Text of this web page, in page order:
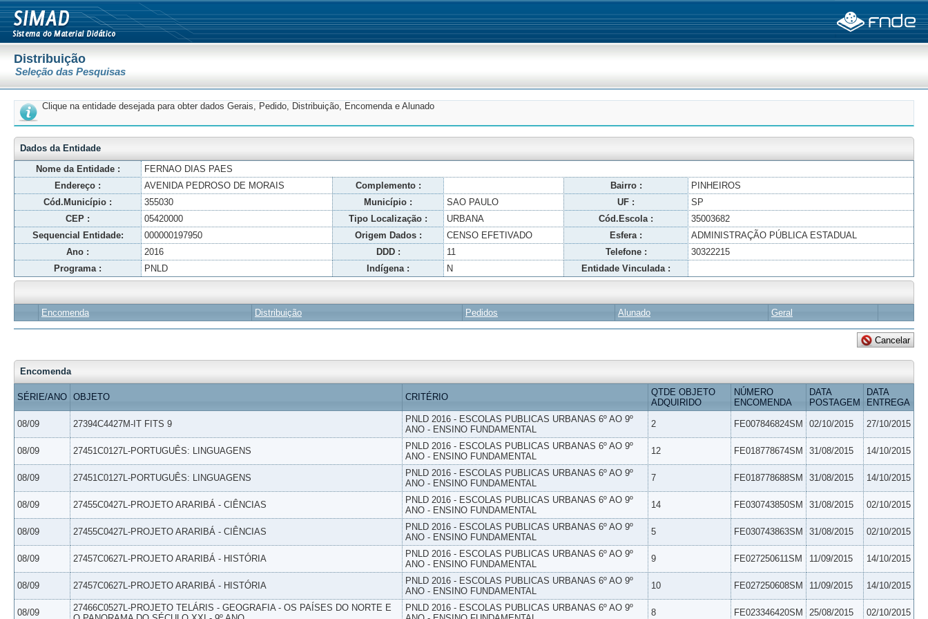
Distribuição
Seleção das Pesquisas
Clique na entidade desejada para obter dados Gerais, Pedido, Distribuição, Encomenda e Alunado
Dados da Entidade
Nome da Entidade :
FERNAO DIAS PAES
Endereço :
AVENIDA PEDROSO DE MORAIS Complemento : Bairro :
PINHEIROS
Cód.Município :
355030 Município : SAO PAULO UF :
SP
CEP :
05420000 Tipo Localização : URBANA Cód.Escola :
35003682
Sequencial Entidade:
000000197950 Origem Dados : CENSO EFETIVADO Esfera :
ADMINISTRAÇÃO PÚBLICA ESTADUAL
Ano :
2016 DDD : 11 Telefone :
30322215
Programa :
PNLD Indígena : N Entidade Vinculada :
Encomenda Distribuição Pedidos Alunado Geral
Encomenda
SÉRIE/ANO OBJETO CRITÉRIO
QTDE OBJETO
ADQUIRIDO
NÚMERO
ENCOMENDA
DATA
POSTAGEM
DATA
ENTREGA
08/09 27394C4427M-IT FITS 9
PNLD 2016 - ESCOLAS PUBLICAS URBANAS 6º AO 9º
ANO - ENSINO FUNDAMENTAL
2 FE007846824SM 02/10/2015 27/10/2015
08/09 27451C0127L-PORTUGUÊS: LINGUAGENS
PNLD 2016 - ESCOLAS PUBLICAS URBANAS 6º AO 9º
ANO - ENSINO FUNDAMENTAL
12 FE018778674SM 31/08/2015 14/10/2015
08/09 27451C0127L-PORTUGUÊS: LINGUAGENS
PNLD 2016 - ESCOLAS PUBLICAS URBANAS 6º AO 9º
ANO - ENSINO FUNDAMENTAL
7 FE018778688SM 31/08/2015 14/10/2015
08/09 27455C0427L-PROJETO ARARIBÁ - CIÊNCIAS
PNLD 2016 - ESCOLAS PUBLICAS URBANAS 6º AO 9º
ANO - ENSINO FUNDAMENTAL
14 FE030743850SM 31/08/2015 02/10/2015
08/09 27455C0427L-PROJETO ARARIBÁ - CIÊNCIAS
PNLD 2016 - ESCOLAS PUBLICAS URBANAS 6º AO 9º
ANO - ENSINO FUNDAMENTAL
5 FE030743863SM 31/08/2015 02/10/2015
08/09 27457C0627L-PROJETO ARARIBÁ - HISTÓRIA
PNLD 2016 - ESCOLAS PUBLICAS URBANAS 6º AO 9º
ANO - ENSINO FUNDAMENTAL
9 FE027250611SM 11/09/2015 14/10/2015
08/09 27457C0627L-PROJETO ARARIBÁ - HISTÓRIA
PNLD 2016 - ESCOLAS PUBLICAS URBANAS 6º AO 9º
ANO - ENSINO FUNDAMENTAL
10 FE027250608SM 11/09/2015 14/10/2015
08/09
27466C0527L-PROJETO TELÁRIS - GEOGRAFIA - OS PAÍSES DO NORTE E
PNLD 2016 - ESCOLAS PUBLICAS URBANAS 6º AO 9º
8 FE023346420SM 25/08/2015 02/10/2015